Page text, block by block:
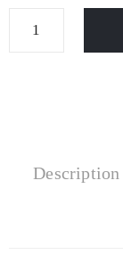
Description